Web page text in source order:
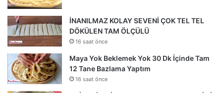
İNANILMAZ KOLAY SEVENİ ÇOK TEL TEL
DÖKÜLEN TAM ÖLÇÜLÜ
16 saat önce
Maya Yok Beklemek Yok 30 Dk İçinde Tam
12 Tane Bazlama Yaptım
16 saat önce